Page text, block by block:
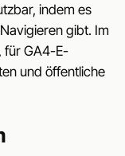
indem es
gibt. Im
für GA4-E-
und öffentliche